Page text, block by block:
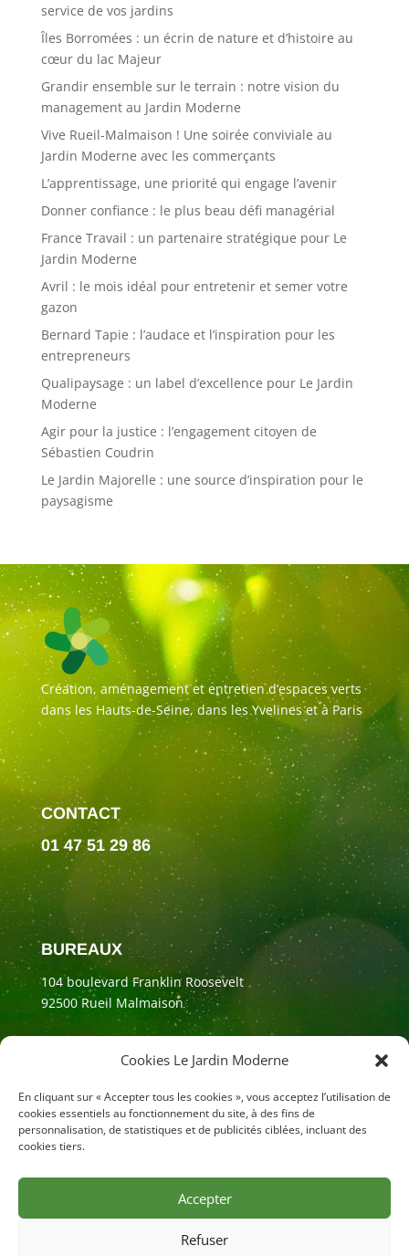
Cookies Le Jardin Moderne
En cliquant sur « Accepter tous les cookies », vous acceptez l’utilisation de
cookies essentiels au fonctionnement du site, à des fins de
personnalisation, de statistiques et de publicités ciblées, incluant des
cookies tiers.
Accepter
Refuser
service de vos jardins
Îles Borromées : un écrin de nature et d’histoire au
cœur du lac Majeur
Grandir ensemble sur le terrain : notre vision du
management au Jardin Moderne
Vive Rueil-Malmaison ! Une soirée conviviale au
Jardin Moderne avec les commerçants
L’apprentissage, une priorité qui engage l’avenir
Donner confiance : le plus beau défi managérial
France Travail : un partenaire stratégique pour Le
Jardin Moderne
Avril : le mois idéal pour entretenir et semer votre
gazon
Bernard Tapie : l’audace et l’inspiration pour les
entrepreneurs
Qualipaysage : un label d’excellence pour Le Jardin
Moderne
Agir pour la justice : l’engagement citoyen de
Sébastien Coudrin
Le Jardin Majorelle : une source d’inspiration pour le
paysagisme
Création, aménagement et entretien d’espaces verts
dans les Hauts-de-Seine, dans les Yvelines et à Paris
CONTACT
01 47 51 29 86
BUREAUX
104 boulevard Franklin Roosevelt
92500 Rueil Malmaison